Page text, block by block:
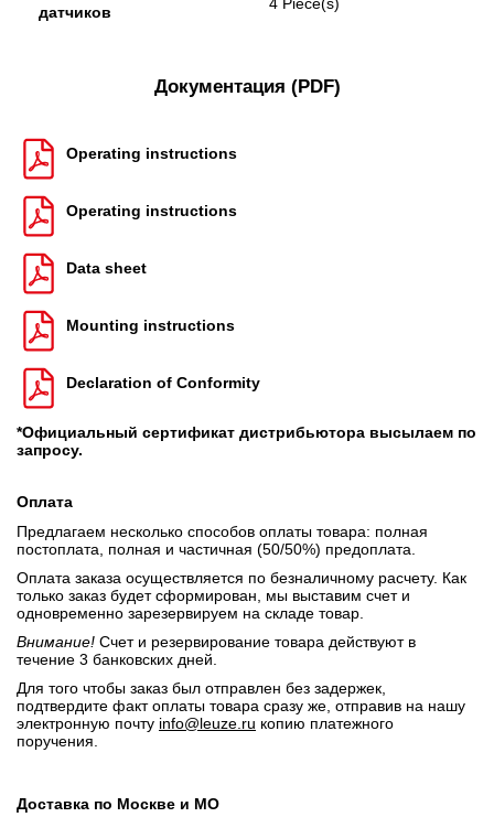
датчиков
Документация (PDF)
Operating instructions
Operating instructions
Data sheet
Mounting instructions
Declaration of Conformity
*Официальный сертификат дистрибьютора высылаем по
запросу.
Оплата
Предлагаем несколько способов оплаты товара: полная
постоплата, полная и частичная (50/50%) предоплата.
Оплата заказа осуществляется по безналичному расчету. Как
только заказ будет сформирован, мы выставим счет и
одновременно зарезервируем на складе товар.
Внимание! Счет и резервирование товара действуют в
течение 3 банковских дней.
Для того чтобы заказ был отправлен без задержек,
подтвердите факт оплаты товара сразу же, отправив на нашу
электронную почту info@leuze.ru копию платежного
поручения.
Доставка по Москве и МО